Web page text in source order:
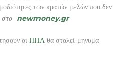
των κρατών μελών που δεν
στο newmoney.gr
οι ΗΠΑ θα σταλεί μήνυμα